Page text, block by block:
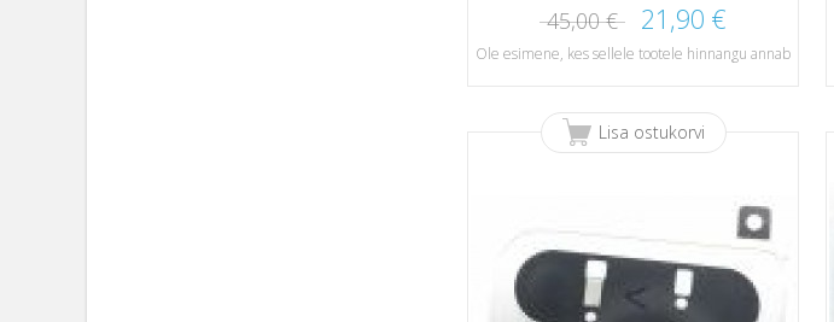
45,00 € 21,90 €
Ole esimene, kes sellele tootele hinnangu annab
Lisa ostukorvi